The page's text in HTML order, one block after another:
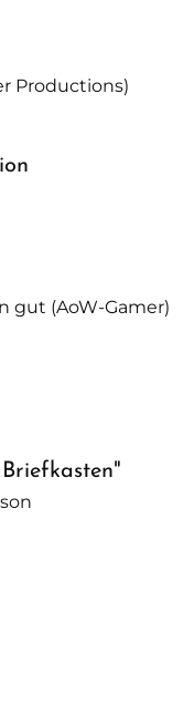
Productions)
gut (AoW-Gamer)